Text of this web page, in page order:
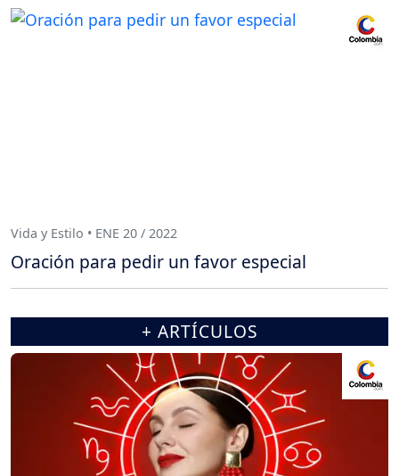
Vida y Estilo • ENE 20 / 2022
Oración para pedir un favor especial
+ ARTÍCULOS